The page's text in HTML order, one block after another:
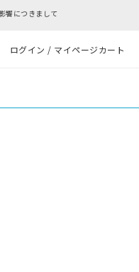
ログイン / マイページカート